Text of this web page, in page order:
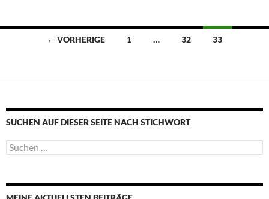
Beitragsnavigation
← VORHERIGE 1 … 32 33
SUCHEN AUF DIESER SEITE NACH STICHWORT
Suche
nach: